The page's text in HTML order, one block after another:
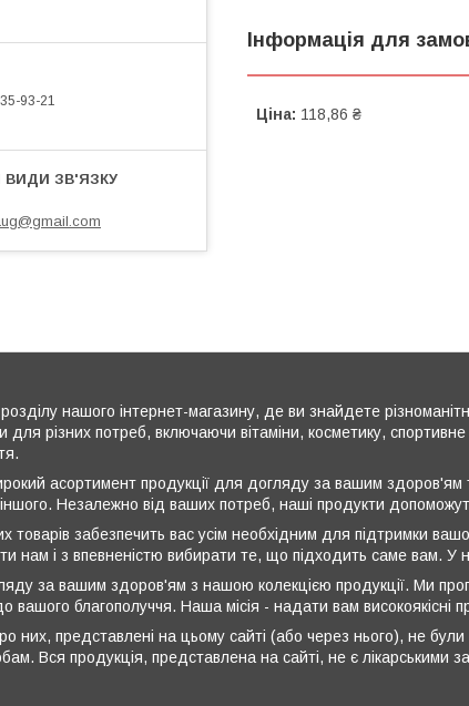
Інформація для
Ціна: 118,86 ₴
93-21
нашого інтернет-магазину, де ви знайдете
для різних потреб, включаючи вітаміни, косметику,
асортимент продукції для догляду за вашим здоров'ям
Незалежно від ваших потреб, наші продукти
товарів забезпечить вас усім необхідним для підтримки
нам і з впевненістю вибирати те, що підходить саме вам. У
за вашим здоров'ям з нашою колекцією продукції. Ми
вашого благополуччя. Наша місія - надати вам
них, представлені на цьому сайті (або через нього), не
Вся продукція, представлена на сайті, не є